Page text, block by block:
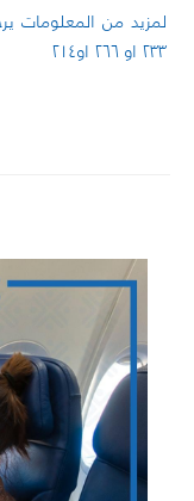
٢٣٣ او ٢٦٦ او٢١٤